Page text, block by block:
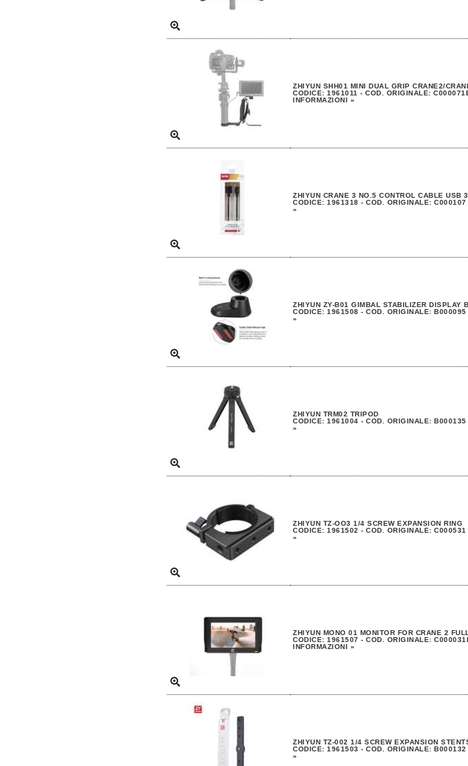
ZHIYUN SHH01 MINI DUAL GRIP CRANE2/
CODICE: 1961011 - COD. ORIGINALE:
INFORMAZIONI »
ZHIYUN CRANE 3 NO.5 CONTROL CABLE USB
CODICE: 1961318 - COD. ORIGINALE: C000107
»
ZHIYUN ZY-B01 GIMBAL STABILIZER DISPLAY
CODICE: 1961508 - COD. ORIGINALE: B000095
»
ZHIYUN TRM02 TRIPOD
CODICE: 1961004 - COD. ORIGINALE: B000135
»
ZHIYUN TZ-OO3 1/4 SCREW EXPANSION RING
CODICE: 1961502 - COD. ORIGINALE: C000531
»
ZHIYUN MONO 01 MONITOR FOR CRANE 2
CODICE: 1961507 - COD. ORIGINALE:
INFORMAZIONI »
ZHIYUN TZ-002 1/4 SCREW EXPANSION
CODICE: 1961503 - COD. ORIGINALE: B000132
»